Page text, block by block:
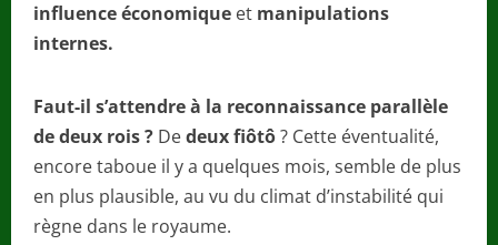
influenceéconomique et manipulations
internes.
Faut-il s’attendre à la reconnaissance parallèle
de deux rois ? Dedeux fiôtô? Cette éventualité,
encore taboue il y a quelques mois, semble de plus
en plus plausible, au vu du climat d’instabilité qui
règne dans le royaume.